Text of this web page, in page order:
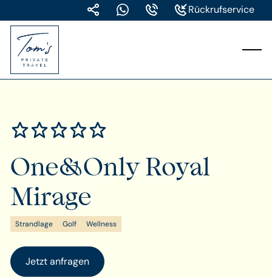
Rückrufservice
One&Only Royal
Mirage
Strandlage Golf Wellness
Jetzt anfragen